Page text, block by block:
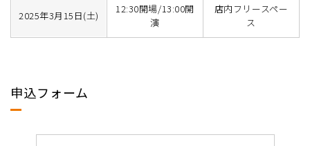
2025年3月15日(土)
12:30開場/13:00開
演
店内フリースペー
ス
申込フォーム